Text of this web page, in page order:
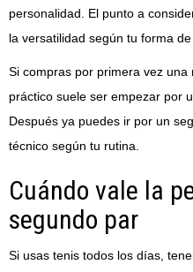
personalidad. El punto a
la versatilidad según tu forma de
Si compras por primera vez
práctico suele ser empezar por
Después ya puedes ir por un
técnico según tu rutina.
Cuándo vale la
segundo par
Si usas tenis todos los días,